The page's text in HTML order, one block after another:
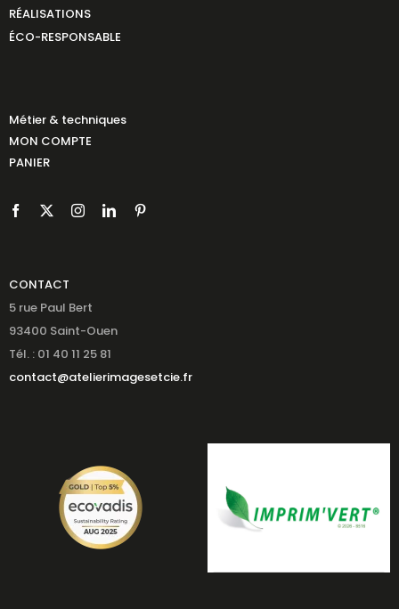
RÉALISATIONS
ÉCO-RESPONSABLE
Métier & techniques
MON COMPTE
PANIER
CONTACT
5 rue Paul Bert
93400 Saint-Ouen
Tél. : 01 40 11 25 81
contact@atelierimagesetcie.fr